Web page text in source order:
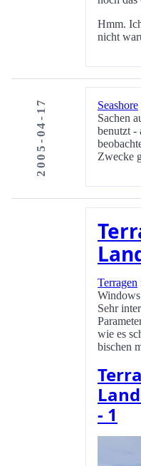
Hmm.
nicht
2005-04-17 Seashore
Sachen
benutzt -
Zwecke
Terragen
Sehr
wie es
bischen
- 1